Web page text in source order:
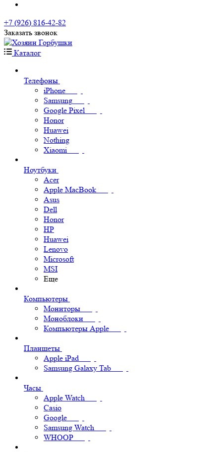
+7 (926) 816-42-82
Заказать звонок
Каталог
Телефоны
iPhone
Samsung
Google Pixel
Honor
Huawei
Nothing
Xiaomi
Ноутбуки
Acer
Apple MacBook
Asus
Dell
Honor
HP
Huawei
Lenovo
Microsoft
MSI
Еще
Компьютеры
Мониторы
Моноблоки
Компьютеры Apple
Планшеты
Apple iPad
Samsung Galaxy Tab
Часы
Apple Watch
Casio
Google
Samsung Watch
WHOOP